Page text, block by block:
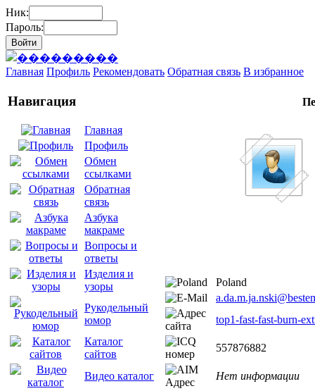
Ник:
Пароль:
Главная Профиль Рекомендовать Обратная связь В избранное
Навигация
Главная
Профиль
Обмен
ссылками
Обратная
связь
Азбука
макраме
Вопросы и
ответы
Изделия и
узоры
Рукодельный
юмор
Каталог
сайтов
Видео каталог
Poland
top1-fast-fast-burn-
557876882
Нет информации